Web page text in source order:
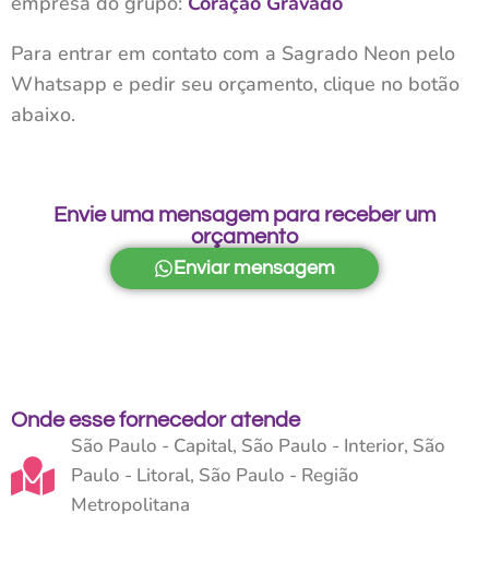
Para entrar em contato com a Sagrado Neon pelo
Whatsapp e pedir seu orçamento, clique no botão
abaixo.
Envie uma mensagem para receber um
orçamento
Enviar mensagem
Onde esse fornecedor atende
São Paulo - Capital, São Paulo - Interior, São
Paulo - Litoral, São Paulo - Região
Metropolitana